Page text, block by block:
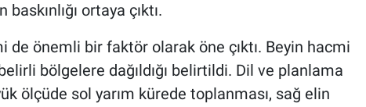
ortaya çıktı.
de önemli bir faktör olarak öne çıktı. Beyin hacmi
bölgelere dağıldığı belirtildi. Dil ve planlama
ölçüde sol yarım kürede toplanması, sağ elin